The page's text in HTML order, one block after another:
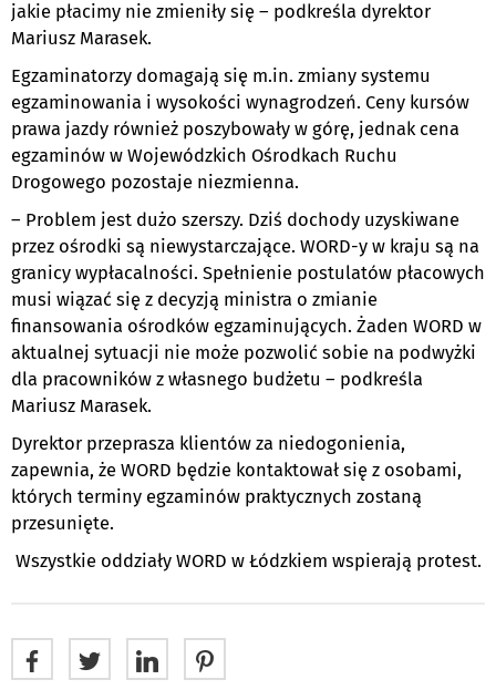
jakie płacimy nie zmieniły się – podkreśla dyrektor
Mariusz Marasek.
Egzaminatorzy domagają się m.in. zmiany systemu
egzaminowania i wysokości wynagrodzeń. Ceny kursów
prawa jazdy również poszybowały w górę, jednak cena
egzaminów w Wojewódzkich Ośrodkach Ruchu
Drogowego pozostaje niezmienna.
– Problem jest dużo szerszy. Dziś dochody uzyskiwane
przez ośrodki są niewystarczające. WORD-y w kraju są na
granicy wypłacalności. Spełnienie postulatów płacowych
musi wiązać się z decyzją ministra o zmianie
finansowania ośrodków egzaminujących. Żaden WORD w
aktualnej sytuacji nie może pozwolić sobie na podwyżki
dla pracowników z własnego budżetu – podkreśla
Mariusz Marasek.
Dyrektor przeprasza klientów za niedogonienia,
zapewnia, że WORD będzie kontaktował się z osobami,
których terminy egzaminów praktycznych zostaną
przesunięte.
Wszystkie oddziały WORD w Łódzkiem wspierają protest.